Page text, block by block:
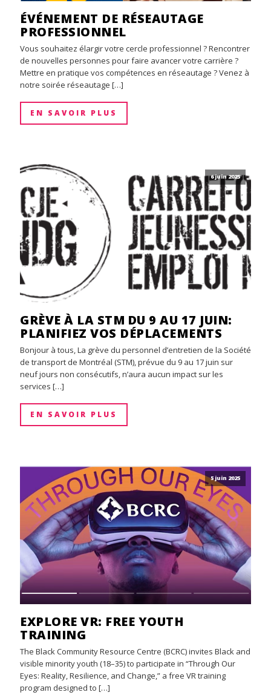
ÉVÉNEMENT DE RÉSEAUTAGE
PROFESSIONNEL
Vous souhaitez élargir votre cercle professionnel ? Rencontrer
de nouvelles personnes pour faire avancer votre carrière ?
Mettre en pratique vos compétences en réseautage ? Venez à
notre soirée réseautage […]
EN SAVOIR PLUS
6 juin 2025
GRÈVE À LA STM DU 9 AU 17 JUIN:
PLANIFIEZ VOS DÉPLACEMENTS
Bonjour à tous, La grève du personnel d’entretien de la Société
de transport de Montréal (STM), prévue du 9 au 17 juin sur
neuf jours non consécutifs, n’aura aucun impact sur les
services […]
EN SAVOIR PLUS
5 juin 2025
EXPLORE VR: FREE YOUTH
TRAINING
The Black Community Resource Centre (BCRC) invites Black and
visible minority youth (18–35) to participate in “Through Our
Eyes: Reality, Resilience, and Change,” a free VR training
program designed to […]